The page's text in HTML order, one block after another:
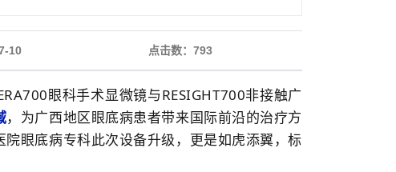
10 点击数： 793
眼科手术显微镜与RESIGHT700非接触广
，为广西地区眼底病患者带来国际前沿的治疗方
眼底病专科此次设备升级，更是如虎添翼，标